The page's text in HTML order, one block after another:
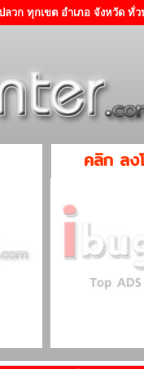
วก ทุกเขต อำเภอ จังหวัด ทั่
คลิก ลง